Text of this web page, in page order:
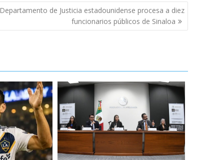
Departamento de Justicia estadounidense procesa a diez
funcionarios públicos de Sinaloa